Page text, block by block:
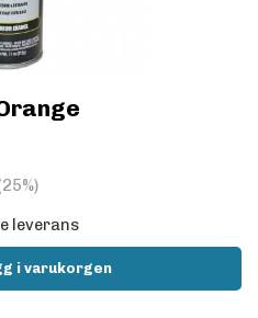
25%)
leverans
i varukorgen